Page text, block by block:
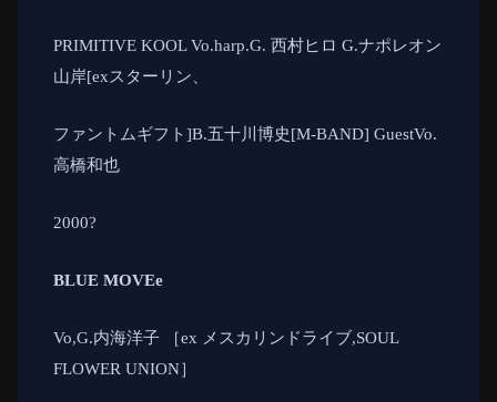
PRIMITIVE KOOL Vo.harp.G. 西村ヒロ G.ナポレオン
山岸[exスターリン、
ファントムギフト]B.五十川博史[M-BAND] GuestVo.
高橋和也
2000?
BLUE MOVEe
Vo,G.内海洋子 ［ex メスカリンドライブ,SOUL
FLOWER UNION］